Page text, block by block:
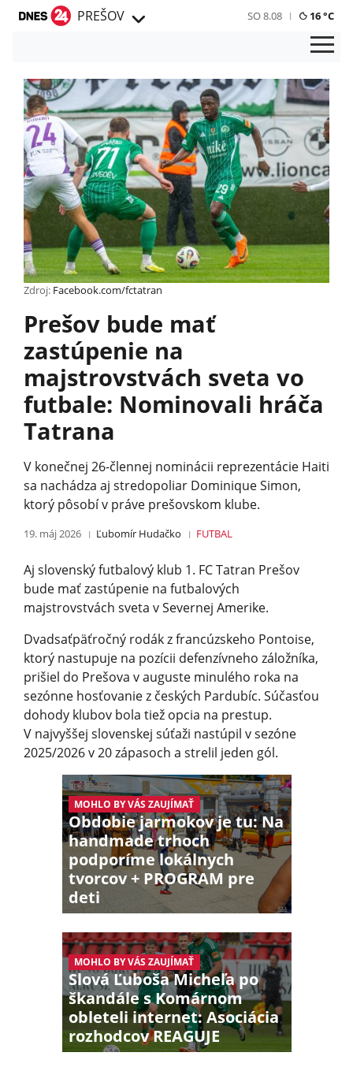
PREŠOV SO 8.08 16 °C
Zdroj: Facebook.com/fctatran
Prešov bude mať
zastúpenie na
majstrovstvách sveta vo
futbale: Nominovali hráča
Tatrana
V konečnej 26-člennej nominácii reprezentácie Haiti
sa nachádza aj stredopoliar Dominique Simon,
ktorý pôsobí v práve prešovskom klube.
19. máj 2026 Ľubomír Hudačko FUTBAL
Aj slovenský futbalový klub 1. FC Tatran Prešov
bude mať zastúpenie na futbalových
majstrovstvách sveta v Severnej Amerike.
Dvadsaťpäťročný rodák z francúzskeho Pontoise,
ktorý nastupuje na pozícii defenzívneho záložníka,
prišiel do Prešova v auguste minulého roka na
sezónne hosťovanie z českých Pardubíc. Súčasťou
dohody klubov bola tiež opcia na prestup.
V najvyššej slovenskej súťaži nastúpil v sezóne
2025/2026 v 20 zápasoch a strelil jeden gól.
MOHLO BY VÁS ZAUJÍMAŤ
Obdobie jarmokov je tu: Na
handmade trhoch
podporíme lokálnych
tvorcov + PROGRAM pre
deti
MOHLO BY VÁS ZAUJÍMAŤ
Slová Ľuboša Micheľa po
škandále s Komárnom
obleteli internet: Asociácia
rozhodcov REAGUJE